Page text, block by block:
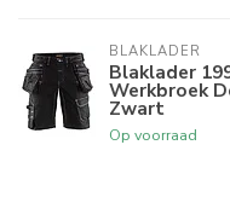
BLAKLADER
Blaklader
Werkbroek
Zwart
Op voorraad